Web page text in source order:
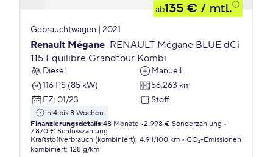
ab135 € / mtl.
Gebrauchtwagen | 2021
Renault Mégane RENAULT Mégane BLUE dCi
115 Equilibre Grandtour Kombi
Diesel
Manuell
116 PS (85 kW)
56.263 km
EZ: 01/23 Stoff
in 4 bis 8 Wochen
Finanzierungsdetails:48 Monate 2.998 € Sonderzahlung
7.870 € Schlusszahlung
Kraftstoffverbrauch (kombiniert): 4,9 l/100 km
CO₂-Emissionen
kombiniert: 128 g/km